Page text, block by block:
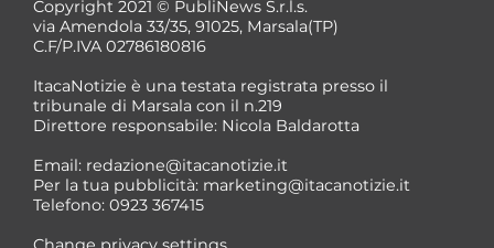
*
Copyright 2021 © PubliNews S.r.l.s.
via Amendola 33/35, 91025, Marsala(TP)
C.F/P.IVA 02786180816
ItacaNotizie è una testata registrata presso il
tribunale di Marsala con il n.219
Direttore responsabile: Nicola Baldarotta
Email: redazione@itacanotizie.it
Per la tua pubblicità: marketing@itacanotizie.it
Telefono: 0923 367415